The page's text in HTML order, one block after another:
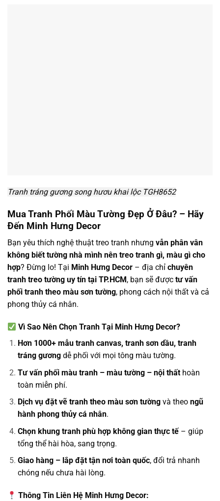
Tranh tráng gương song hươu khai lộc TGH8652
Mua Tranh Phối Màu Tường Đẹp Ở Đâu? – Hãy
Đến Minh Hưng Decor
Bạn yêu thích nghệ thuật treo tranh nhưng vẫn phân vân
không biết tường nhà mình nên treo tranh gì, màu gì cho
hợp? Đừng lo! Tại Minh Hưng Decor – địa chỉ chuyên
tranh treo tường uy tín tại TP.HCM , bạn sẽ được tư vấn
phối tranh theo màu sơn tường, phong cách nội thất và cả
phong thủy cá nhân.
Vì Sao Nên Chọn Tranh Tại Minh Hưng Decor?
Hơn 1000+ mẫu tranh canvas, tranh sơn dầu, tranh
tráng gươngdễ phối với mọi tông màu tường.
Tư vấn phối màu tranh – màu tường – nội thấthoàn
toàn miễn phí.
Dịch vụ đặt vẽ tranh theo màu sơn tườngvà theo ngũ
hành phong thủy cá nhân.
Chọn khung tranh phù hợp không gian thực tế– giúp
tổng thể hài hòa, sang trọng.
Giao hàng – lắp đặt tận nơi toàn quốc, đổi trả nhanh
chóng nếu chưa hài lòng.
Thông Tin Liên Hệ Minh Hưng Decor: